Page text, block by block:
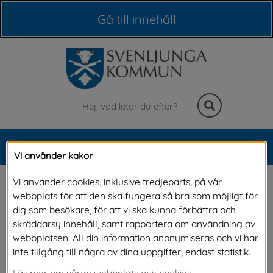
Gå till innehåll
Sök
Meny
Allmänhetens frågestund
Vid nästa sammanträde i kommunfullmäktige,
måndag 25 maj, är det dags för allmänhetens
frågestund. Välkommen att ställa din fråga
Vi använder kakor
Vi använder cookies, inklusive tredjeparts, på vår
webbplats för att den ska fungera så bra som möjligt för
dig som besökare, för att vi ska kunna förbättra och
skräddarsy innehåll, samt rapportera om användning av
webbplatsen. All din information anonymiseras och vi har
inte tillgång till några av dina uppgifter, endast statistik.